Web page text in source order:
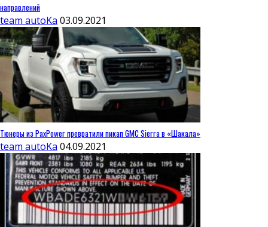
направлений
team autoKa 03.09.2021
Тюнеры из PaxPower превратили пикап GMC Sierra в «Шакала»
team autoKa 04.09.2021